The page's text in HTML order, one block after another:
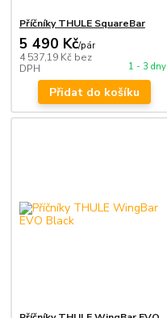
Příčníky THULE SquareBar
5 490 Kč/pár
4 537,19 Kč bez
DPH
1 - 3 dny
Přidat do košíku